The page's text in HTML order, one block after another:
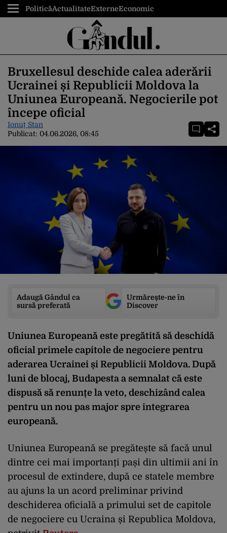
PoliticăActualitateExterneEconomic
Bruxellesul deschide calea aderării
Ucrainei și Republicii Moldova la
Uniunea Europeană. Negocierile pot
începe oficial
Ionuț Stan
Publicat: 04.06.2026, 08:45
Adaugă Gândul ca
sursă preferată
Urmărește-ne în
Discover
Uniunea Europeană este pregătită să deschidă
oficial primele capitole de negociere pentru
aderarea Ucrainei și Republicii Moldova. După
luni de blocaj, Budapesta a semnalat că este
dispusă să renunțe la veto, deschizând calea
pentru un nou pas major spre integrarea
europeană.
Uniunea Europeană se pregătește să facă unul
dintre cei mai importanți pași din ultimii ani în
procesul de extindere, după ce statele membre
au ajuns la un acord preliminar privind
deschiderea oficială a primului set de capitole
de negociere cu Ucraina și Republica Moldova,